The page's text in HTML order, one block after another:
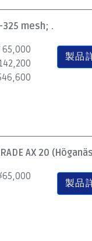
325 mesh; .
65,000
製品
AX 20
65,000
製品